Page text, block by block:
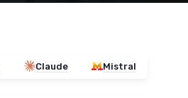
Claude Mistral